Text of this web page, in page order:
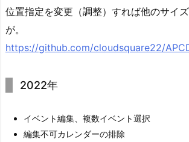
位置指定を変更（調整）すれば他のサイ
が。
https://github.com/cloudsquare22/
2022年
イベント編集、複数イベント選択
編集不可カレンダーの排除